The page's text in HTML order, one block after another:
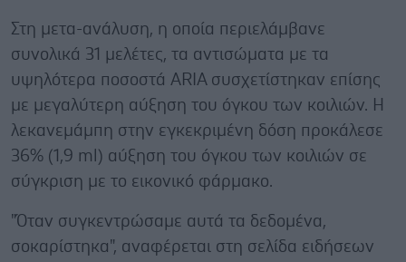
Στη μετα-ανάλυση, η οποία περιελάμβανε
συνολικά 31 μελέτες, τα αντισώματα με τα
υψηλότερα ποσοστά ARIA συσχετίστηκαν επίσης
με μεγαλύτερη αύξηση του όγκου των κοιλιών. Η
λεκανεμάμπη στην εγκεκριμένη δόση προκάλεσε
36% (1,9 ml) αύξηση του όγκου των κοιλιών σε
σύγκριση με το εικονικό φάρμακο.
"Όταν συγκεντρώσαμε αυτά τα δεδομένα,
σοκαρίστηκα", αναφέρεται στη σελίδα ειδήσεων